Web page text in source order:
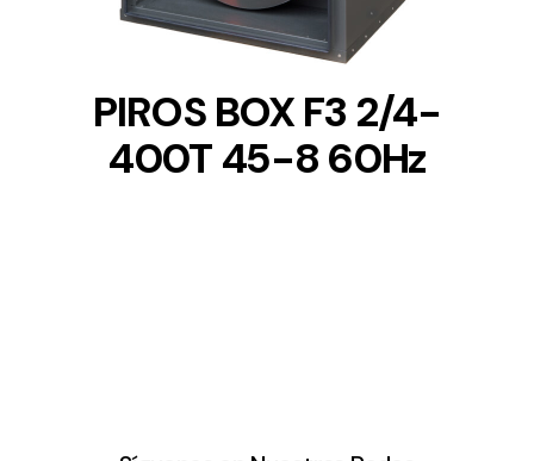
PIROS BOX F3 2/4-
400T 45-8 60Hz